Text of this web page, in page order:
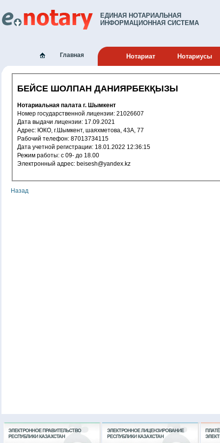
ЕДИНАЯ НОТАРИАЛЬНАЯ
ИНФОРМАЦИОННАЯ СИСТЕМА
Главная Нотариат Нотариусы
БЕЙСЕ ШОЛПАН ДАНИЯРБЕКҚЫЗЫ
Нотариальная палата г. Шымкент
Номер государственной лицензии: 21026607
Дата выдачи лицензии: 17.09.2021
Адрес: ЮКО, г.Шымкент, шаяхметова, 43А, 77
Рабочий телефон: 87013734115
Дата учетной регистрации: 18.01.2022 12:36:15
Режим работы: с 09- до 18.00
Электронный адрес: beisesh@yandex.kz
Назад